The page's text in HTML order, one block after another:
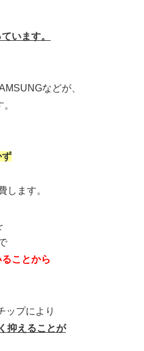
います。
などが、
ず
します。
ことから
ップにより
抑えることが